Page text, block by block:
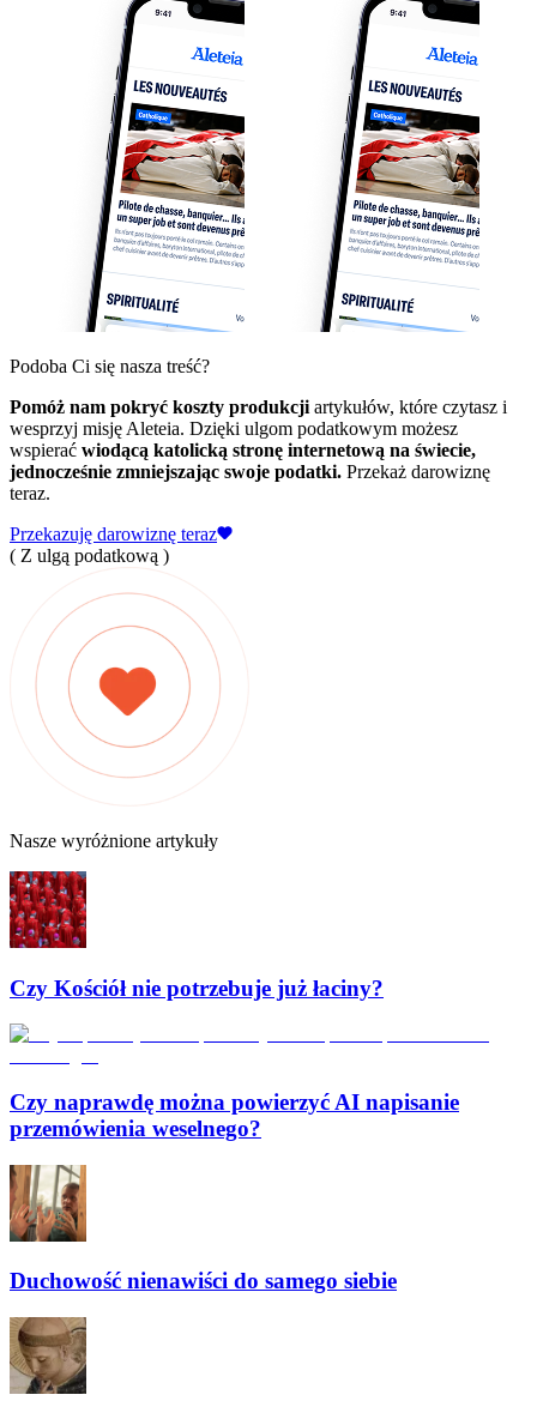
Podoba Ci się nasza treść?
Pomóż nam pokryć koszty produkcji artykułów, które czytasz i
wesprzyj misję Aleteia. Dzięki ulgom podatkowym możesz
wspierać wiodącą katolicką stronę internetową na świecie,
jednocześnie zmniejszając swoje podatki. Przekaż darowiznę
teraz.
Przekazuję darowiznę teraz
( Z ulgą podatkową )
Nasze wyróżnione artykuły
Czy Kościół nie potrzebuje już łaciny?
Czy naprawdę można powierzyć AI napisanie
przemówienia weselnego?
Duchowość nienawiści do samego siebie